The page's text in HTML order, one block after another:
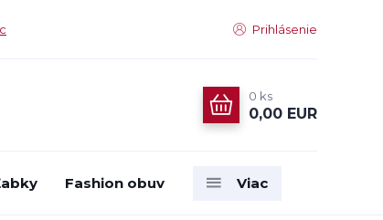
Prihlásenie
0 ks
0,00 EUR
Fashion obuv Viac